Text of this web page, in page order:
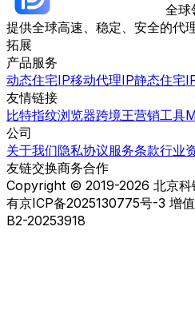
全球
提供全球高速、稳定、安全的代
拓展
产品服务
动态住宅IP移动代理IP静态住宅
友情链接
比特指纹浏览器跨境王营销工具
公司
关于我们隐私协议服务条款行业
友链交换商务合作
Copyright © 2019-2026 北京科
有京ICP备2025130775号-3 增
B2-20253918